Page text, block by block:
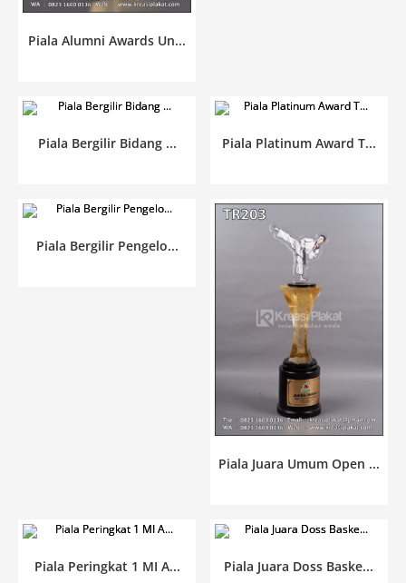
Piala Alumni Awards Un...
Piala Bergilir Bidang ... Piala Platinum Award T...
Piala Bergilir Pengelo...
Piala Juara Umum Open ...
Piala Peringkat 1 MI A... Piala Juara Doss Baske...